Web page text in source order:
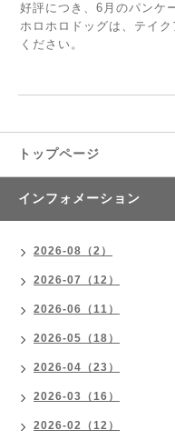
好評につき、6月のパンケ
ホロホロドッグは、テイ
ください。
トップページ
インフォメーション
2026-08（2）
2026-07（12）
2026-06（11）
2026-05（18）
2026-04（23）
2026-03（16）
2026-02（12）